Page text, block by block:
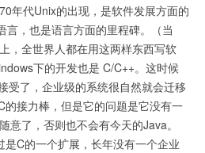
年代Unix的出现，是软件发展方面的
言，也是语言方面的里程碑。（当
，全世界人都在用这两样东西写软
下的开发也是 C/C++。这时候
受了，企业级的系统很自然就会迁移
接力棒，但是它的问题是它没有一
意了，否则也不会有今天的Java。
C的一个扩展，长年没有一个企业